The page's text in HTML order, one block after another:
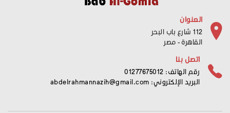
العنوان
112 شارع باب البحر
القاهرة - مصر
اتصل بنا
رقم الهاتف: 01277675012
البريد الإلكتروني: abdelrahmannazih@gmail.com